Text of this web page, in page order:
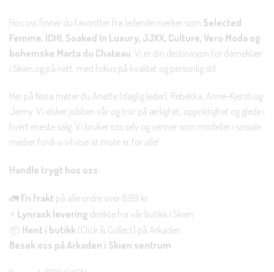
Hos oss finner du favoritter fra ledende merker som Selected
Femme, ICHI, Soaked In Luxury, JJXX, Culture, Vero Moda og
bohemske Marta du Chateau . Vi er din destinasjon for dameklær
i Skien og på nett, med fokus på kvalitet og personlig stil.
Her på Nora møter du Anette (daglig leder), Rebekka, Anne-Kjersti og
Jenny. Vi elsker jobben vår og tror på ærlighet, oppriktighet og glede i
hvert eneste salg. Vi bruker oss selv og venner som modeller i sosiale
medier fordi vi vil vise at mote er for alle!
Handle trygt hos oss:
🚛 Fri frakt på alle ordre over 699 kr.
⚡ Lynrask levering direkte fra vår butikk i Skien.
📦 Hent i butikk (Click & Collect) på Arkaden.
Besøk oss på Arkaden i Skien sentrum